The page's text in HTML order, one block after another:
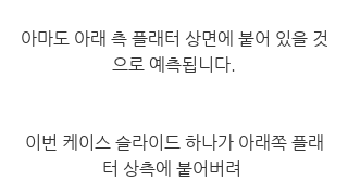
​아마도 아래 측 플래터 상면에 붙어 있을 것
으로 예측됩니다.
이번 케이스 슬라이드 하나가 아래쪽 플래
터 상측에 붙어버려